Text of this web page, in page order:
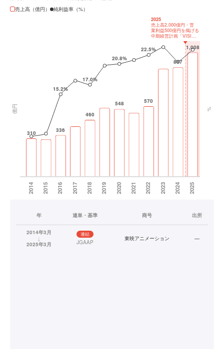
売上高（億円）
純利益率（%）
年 連単・基準 商号 出所
2014年3月
↓
2025年3月
連結
JGAAP
東映アニメーション —